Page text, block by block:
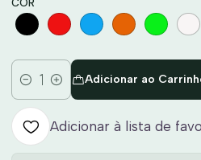
COR
Quantidade
Adicionar ao
Adicionar à lista de